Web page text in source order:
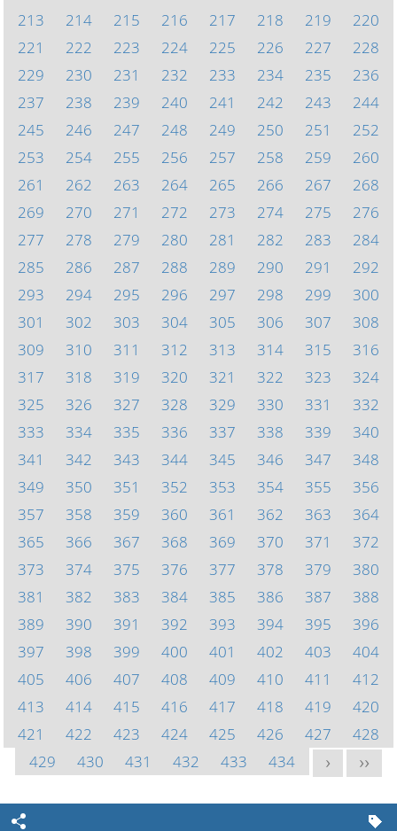
213
214 215 216 217 218 219
220
221
222 223 224 225 226 227
228
229
230 231 232 233 234 235
236
237
238 239 240 241 242 243
244
245
246 247 248 249 250 251
252
253
254 255 256 257 258 259
260
261
262 263 264 265 266 267
268
269
270 271 272 273 274 275
276
277
278 279 280 281 282 283
284
285
286 287 288 289 290 291
292
293
294 295 296 297 298 299
300
301
302 303 304 305 306 307
308
309
310 311 312 313 314 315
316
317
318 319 320 321 322 323
324
325
326 327 328 329 330 331
332
333
334 335 336 337 338 339
340
341
342 343 344 345 346 347
348
349
350 351 352 353 354 355
356
357
358 359 360 361 362 363
364
365
366 367 368 369 370 371
372
373
374 375 376 377 378 379
380
381
382 383 384 385 386 387
388
389
390 391 392 393 394 395
396
397
398 399 400 401 402 403
404
405
406 407 408 409 410 411
412
413
414 415 416 417 418 419
420
421
422 423 424 425 426 427
428
429
430 431 432 433 434 > >>